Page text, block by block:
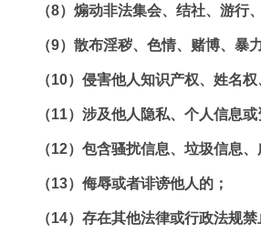
（8）煽动非法集会、结社、游行
（9）散布淫秽、色情、赌博、暴
（10）侵害他人知识产权、姓名
（11）涉及他人隐私、个人信息
（12）包含骚扰信息、垃圾信息、
（13）侮辱或者诽谤他人的；
（14）存在其他法律或行政法规禁